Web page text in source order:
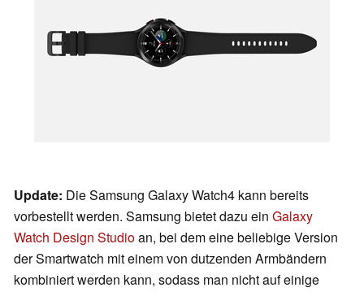
Update: Die Samsung Galaxy Watch4 kann bereits
vorbestellt werden. Samsung bietet dazu ein Galaxy
Watch Design Studioan, bei dem eine beliebige Version
der Smartwatch mit einem von dutzenden Armbändern
kombiniert werden kann, sodass man nicht auf einige